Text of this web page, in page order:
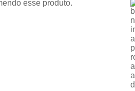
esse produto.